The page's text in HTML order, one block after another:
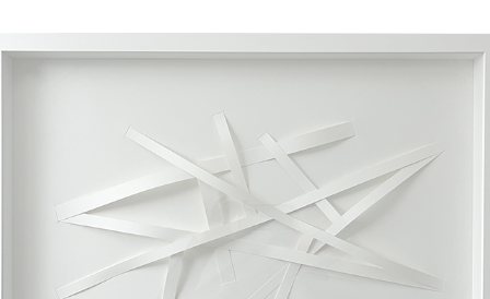
TRIPOD_01